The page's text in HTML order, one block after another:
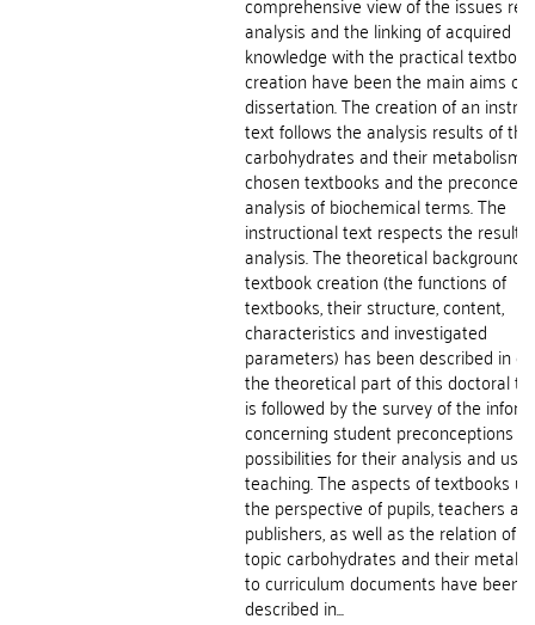
analysis and the linking of acquired
knowledge with the practical textbook
creation have been the main aims of
dissertation. The creation of an
text follows the analysis results of
carbohydrates and their metabolism
chosen textbooks and the
analysis of biochemical terms. The
instructional text respects the
analysis. The theoretical background
textbook creation (the functions of
textbooks, their structure, content,
characteristics and investigated
parameters) has been described in
the theoretical part of this doctoral
is followed by the survey of the
concerning student preconceptions
possibilities for their analysis and use
teaching. The aspects of textbooks
the perspective of pupils, teachers
publishers, as well as the relation of
topic carbohydrates and their
to curriculum documents have been
described in...